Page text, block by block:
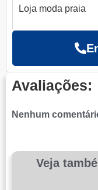
Loja moda praia
Avaliações:
Nenhum
Veja